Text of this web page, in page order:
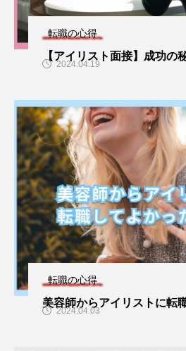
転職の心得
【アイリスト面接】成功の
2024.04.19
転職の心得
美容師からアイリストに転
2024.04.03